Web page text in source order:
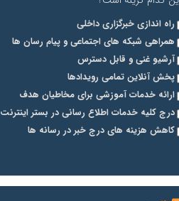
راه اندازی خبرگزاری داخلی
همراهی شبکه های اجتماعی و پیام رسان ها
آرشیو غنی و قابل دسترس
پخش آنلاین تمامی رویدادها
ارائه خدمات آموزشی برای مخاطیان هدف
درج کلیه خدمات اطلاع رسانی در بستر اینترنت
کاهش هزینه های درج خبر در رسانه ها